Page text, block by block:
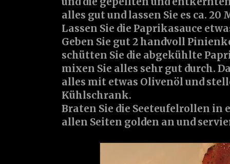
alles gut und lassen Sie es ca.
Lassen Sie die Paprikasauce
Geben Sie gut 2 handvoll
schütten Sie die abgekühlte
mixen Sie alles sehr gut durch.
alles mit etwas Olivenöl und
Kühlschrank.
Braten Sie die Seeteufelrollen in
allen Seiten golden an und